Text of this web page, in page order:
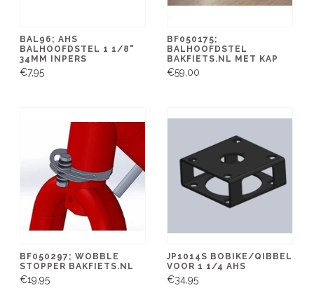
BAL96; AHS
BALHOOFDSTEL 1 1/8"
34MM INPERS
€7,95
BF050175;
BALHOOFDSTEL
BAKFIETS.NL MET KAP
€59,00
BF050297; WOBBLE
STOPPER BAKFIETS.NL
€19,95
JP1014S BOBIKE/QIBBEL
VOOR 1 1/4 AHS
€34,95